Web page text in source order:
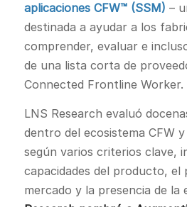
aplicaciones CFW™ (SSM) –
destinada a ayudar a los
comprender, evaluar e
de una lista corta de
Connected Frontline Worker.
LNS Research evaluó
dentro del ecosistema CFW
según varios criterios clave,
capacidades del producto, el
mercado y la presencia de la